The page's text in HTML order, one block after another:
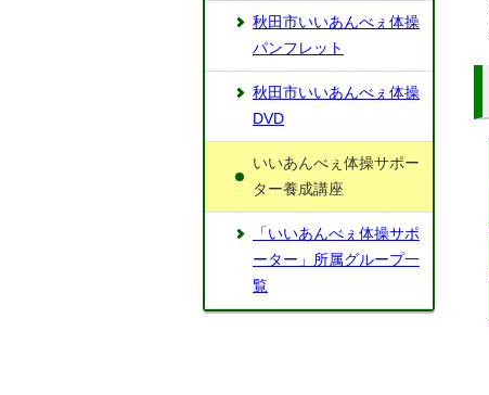
秋田市いいあんべぇ体操
パンフレット
秋田市いいあんべぇ体操
DVD
いいあんべぇ体操サポー
ター養成講座
「いいあんべぇ体操サポ
ーター」所属グループ一
覧